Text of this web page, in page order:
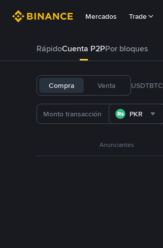
Mercados Trade
RápidoCuenta P2PPor bloques
Compra Venta USDTBTC
PKR
Anunciantes